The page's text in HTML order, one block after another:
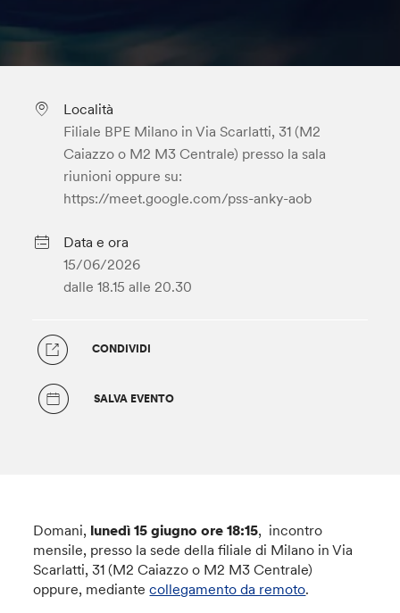
Località
Filiale BPE Milano in Via Scarlatti, 31 (M2
Caiazzo o M2 M3 Centrale) presso la sala
riunioni oppure su:
https://meet.google.com/pss-anky-aob
Data e ora
15/06/2026
dalle 18.15 alle 20.30
CONDIVIDI
SALVA EVENTO
Domani, lunedì 15 giugno ore 18:15, incontro
mensile, presso la sede della filiale di Milano in Via
Scarlatti, 31 (M2 Caiazzo o M2 M3 Centrale)
oppure, mediantecollegamento da remoto.